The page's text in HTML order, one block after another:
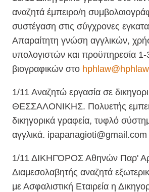
αναζητά έμπειρο/η
συστέγαση στις σύγχρονες
Απαραίτητη γνώση αγγλικών,
υπολογιστών και προϋπηρεσία
βιογραφικών στo
1/11 Αναζητώ εργασία σε
ΘΕΣΣΑΛΟΝΙΚΗΣ. Πολυετής
δικηγορικά γραφεία, τυφλό
αγγλικά. ipapanagioti@gmail.com
1/11 ΔΙΚΗΓΌΡΟΣ Αθηνών Παρ'
Διαμεσολαβητής αναζητά
με Ασφαλιστική Εταιρεία η